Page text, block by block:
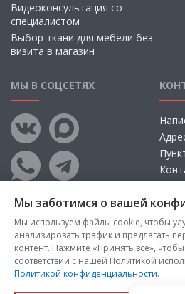
Видеоконсультация со
специалистом
Выбор ткани для мебели без
визита в магазин
МЫ В СОЦСЕТЯХ
Copyright © 2026, ООО «100
Мы заботимся о вашей
Мы используем файлы cookie, чтобы
анализировать трафик и предлагать
контент. Нажмите «Принять все», чтобы
соответствии с нашей Политикой
Политикой конфиденциальности.